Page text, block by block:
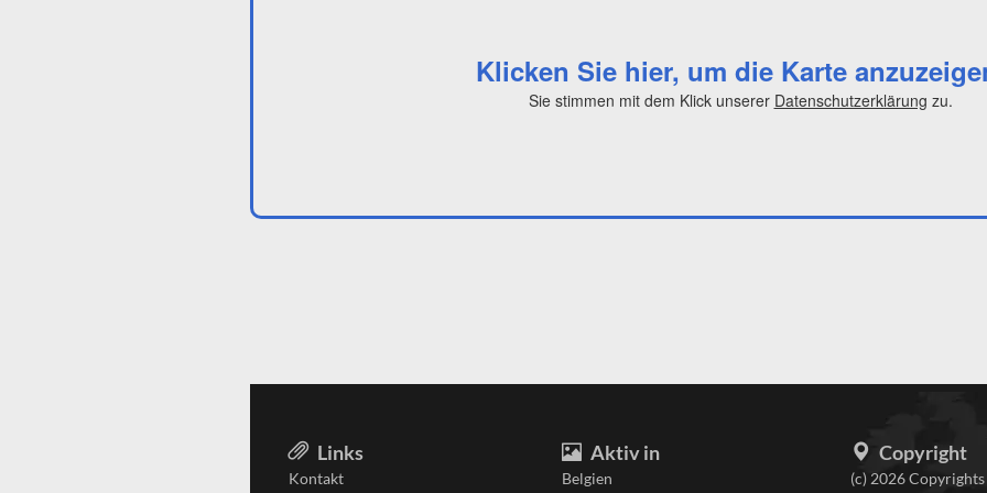
Klicken Sie hier, um die Karte
Sie stimmen mit dem Klick unserer Datenschutzerklärung zu.
Links
Kontakt
Aktiv in
Belgien
Copyright
(c) 2026 Copyrights